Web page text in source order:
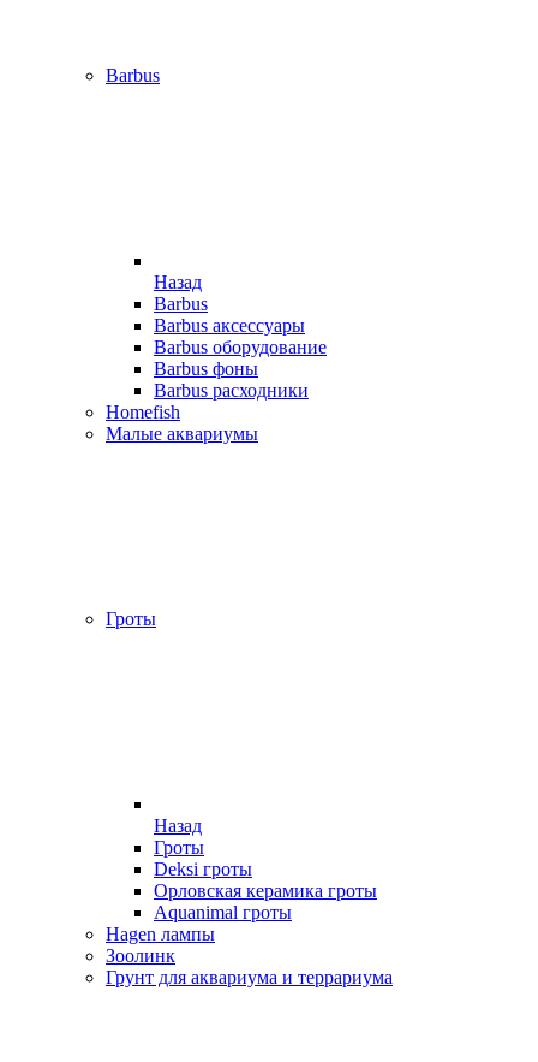
Barbus
Назад
Barbus
Barbus аксессуары
Barbus оборудование
Barbus фоны
Barbus расходники
Homefish
Малые аквариумы
Гроты
Назад
Гроты
Deksi гроты
Орловская керамика гроты
Aquanimal гроты
Hagen лампы
Зоолинк
Грунт для аквариума и террариума